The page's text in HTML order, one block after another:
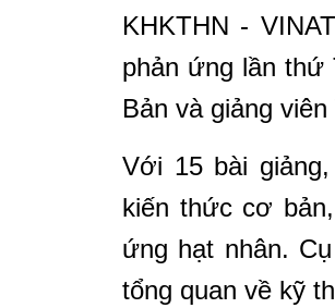
KHKTHN -
phản ứng lần thứ
Bản và giảng
Với 15 bài
kiến thức cơ
ứng hạt nhân.
tổng quan về kỹ